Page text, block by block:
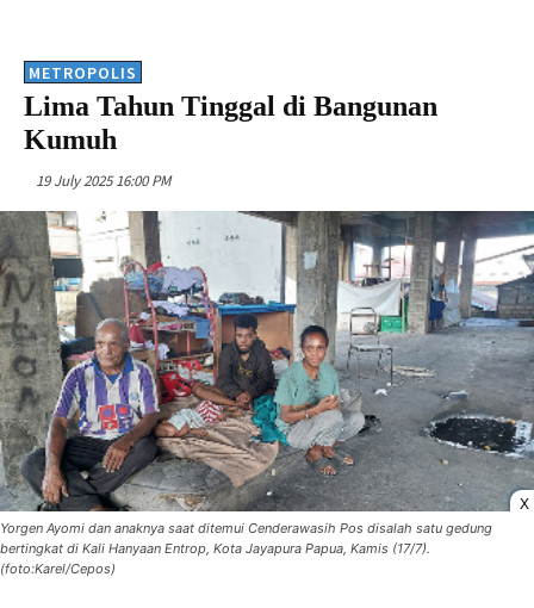
METROPOLIS
Lima Tahun Tinggal di Bangunan
Kumuh
19 July 2025 16:00 PM
X
Yorgen Ayomi dan anaknya saat ditemui Cenderawasih Pos disalah satu gedung
bertingkat di Kali Hanyaan Entrop, Kota Jayapura Papua, Kamis (17/7).
(foto:Karel/Cepos)